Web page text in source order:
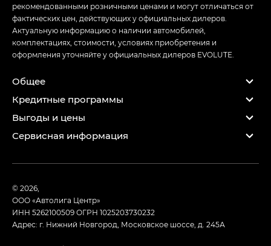
рекомендованными розничными ценами и могут отличаться от
фактических цен, действующих у официальных дилеров.
Актуальную информацию о наличии автомобилей,
комплектациях, стоимости, условиях приобретения и
оформления уточняйте у официальных дилеров EVOLUTE.
Общее
Кредитные программы
Выгоды и цены
Сервисная информация
© 2026,
ООО «Автолига Центр»
ИНН 5262100509ОГРН 1025203730232
Адрес: г. Нижний Новгород, Московское шоссе, д. 245А